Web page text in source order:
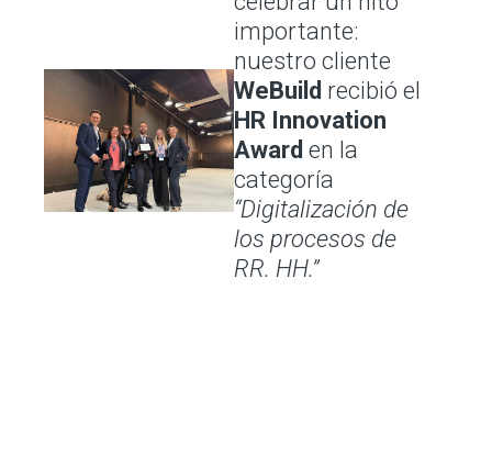
importante:
nuestro cliente
WeBuild recibió el
HR Innovation
Award en la
categoría
“Digitalización de
los procesos de
RR. HH.”